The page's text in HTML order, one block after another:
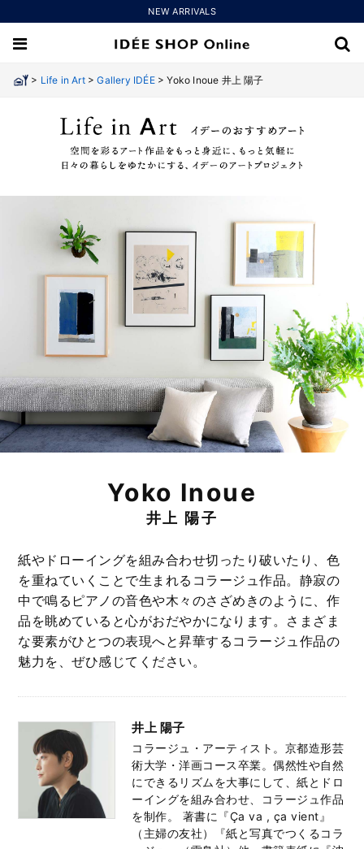
NEW ARRIVALS
> Life in Art>Gallery IDÉE>Yoko Inoue 井上 陽子
Yoko Inoue
井上 陽子
紙やドローイングを組み合わせ切ったり破いたり、色
を重ねていくことで生まれるコラージュ作品。静寂の
中で鳴るピアノの音色や木々のさざめきのように、作
品を眺めていると心がおだやかになります。さまざま
な要素がひとつの表現へと昇華するコラージュ作品の
魅力を、ぜひ感じてください。
井上 陽子
コラージュ・アーティスト。京都造形芸
術大学・洋画コース卒業。偶然性や自然
にできるリズムを大事にして、紙とドロ
ーイングを組み合わせ、コラージュ作品
を制作。 著書に『Ça va , ça vient』
（主婦の友社）『紙と写真でつくるコラ